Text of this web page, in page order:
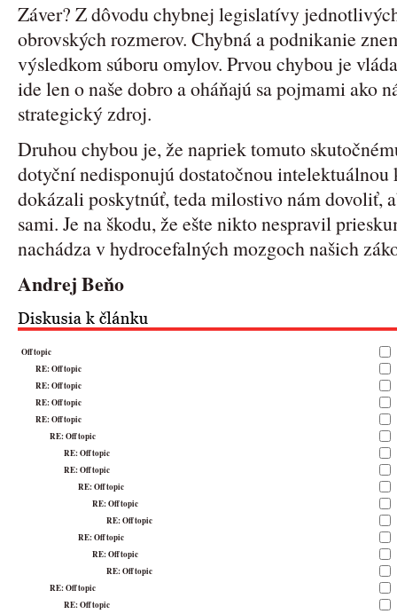
Záver? Z dôvodu chybnej legislatívy
obrovských rozmerov. Chybná a podnikanie
výsledkom súboru omylov. Prvou chybou je
ide len o naše dobro a oháňajú sa pojmami ako
strategický zdroj.
Druhou chybou je, že napriek tomuto
dotyční nedisponujú dostatočnou intelektuálnou
dokázali poskytnúť, teda milostivo nám dovoliť,
sami. Je na škodu, že ešte nikto nespravil
nachádza v hydrocefalných mozgoch našich
Andrej Beňo
Off topic
RE: Off topic
RE: Off topic
RE: Off topic
RE: Off topic
RE: Off topic
RE: Off topic
RE: Off topic
RE: Off topic
RE: Off topic
RE: Off topic
RE: Off topic
RE: Off topic
RE: Off topic
RE: Off topic
RE: Off topic